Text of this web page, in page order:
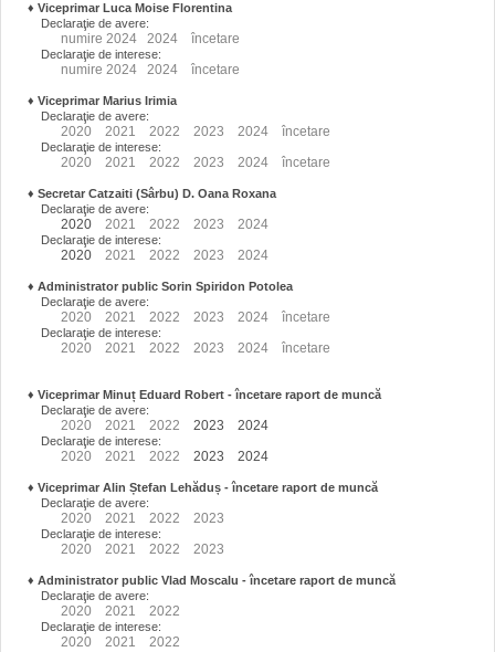
♦ Viceprimar Luca Moise Florentina
Declaraţie de avere:
numire 2024 2024 încetare
Declaraţie de interese:
numire 2024 2024 încetare
♦ Viceprimar Marius Irimia
Declaraţie de avere:
2020 2021 2022 2023 2024 încetare
Declaraţie de interese:
2020 2021 2022 2023 2024 încetare
♦ Secretar Catzaiti (Sârbu) D. Oana Roxana
Declaraţie de avere:
2020 2021 2022 2023 2024
Declaraţie de interese:
2020 2021 2022 2023 2024
♦ Administrator public Sorin Spiridon Potolea
Declaraţie de avere:
2020 2021 2022 2023 2024 încetare
Declaraţie de interese:
2020 2021 2022 2023 2024 încetare
♦ Viceprimar Minuț Eduard Robert - încetare raport de muncă
Declaraţie de avere:
2020 2021 2022 2023 2024
Declaraţie de interese:
2020 2021 2022 2023 2024
♦ Viceprimar Alin Ștefan Lehăduș - încetare raport de muncă
Declaraţie de avere:
2020 2021 2022 2023
Declaraţie de interese:
2020 2021 2022 2023
♦ Administrator public Vlad Moscalu - încetare raport de muncă
Declaraţie de avere:
2020 2021 2022
Declaraţie de interese:
2020 2021 2022